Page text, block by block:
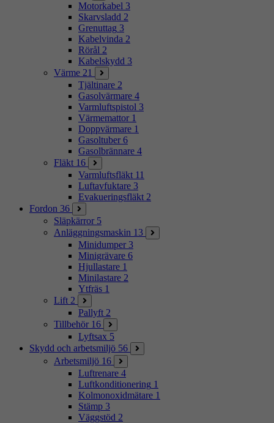
Motorkabel 3
Skarvsladd 2
Grenuttag 3
Kabelvinda 2
Rörål 2
Kabelskydd 3
Värme 21
Tjältinare 2
Gasolvärmare 4
Varmluftspistol 3
Värmemattor 1
Doppvärmare 1
Gasoltuber 6
Gasolbrännare 4
Fläkt 16
Varmluftsfläkt 11
Luftavfuktare 3
Evakueringsfläkt 2
Fordon 36
Släpkärror 5
Anläggningsmaskin 13
Minidumper 3
Minigrävare 6
Hjullastare 1
Minilastare 2
Ytfräs 1
Lift 2
Pallyft 2
Tillbehör 16
Lyftsax 5
Skydd och arbetsmiljö 56
Arbetsmiljö 16
Luftrenare 4
Luftkonditionering 1
Kolmonoxidmätare 1
Stämp 3
Väggstöd 2